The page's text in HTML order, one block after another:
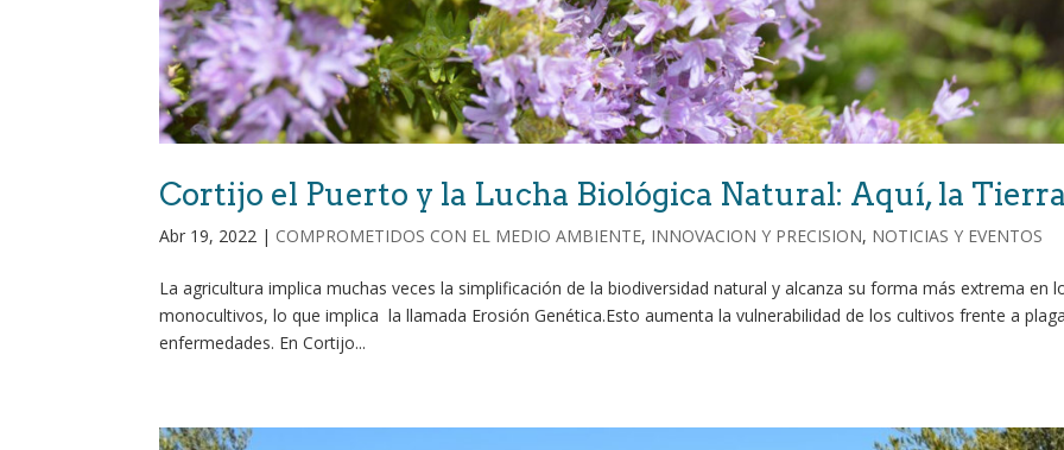
Cortijo el Puerto y la Lucha Biológica Natural: Aquí, la
Abr 19, 2022 | COMPROMETIDOS CON EL MEDIO AMBIENTE, INNOVACION Y PRECISION, NOTICIAS Y EVENTOS
La agricultura implica muchas veces la simplificación de la biodiversidad natural y alcanza su forma más extrema en
monocultivos, lo que implica la llamada Erosión Genética.Esto aumenta la vulnerabilidad de los cultivos frente a
enfermedades. En Cortijo...